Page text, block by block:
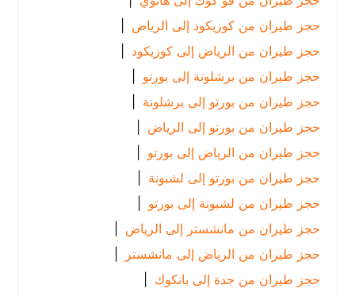
حجز طيران من كوزيكود إلى الرياض
|
حجز طيران من الرياض إلى كوزيكود
|
حجز طيران من برشلونة إلى بورتو
|
حجز طيران من بورتو إلى برشلونة
|
حجز طيران من بورتو إلى الرياض
|
حجز طيران من الرياض إلى بورتو
|
حجز طيران من بورتو إلى لشبونة |
حجز طيران من لشبونة إلى بورتو
|
حجز طيران من مانشستر إلى الرياض
|
حجز طيران من الرياض إلى مانشستر |
حجز طيران من جدة إلى بانكوك |